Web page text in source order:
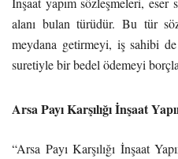
alanı bulan türüdür. Bu tür
meydana getirmeyi, iş sahibi
suretiyle bir bedel ödemeyi
Arsa Payı Karşılığı İnşaat
“Arsa Payı Karşılığı İnşaat